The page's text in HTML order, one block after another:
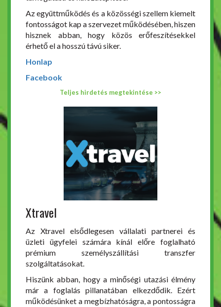
Az együttműködés és a közösségi szellem kiemelt
fontosságot kap a szervezet működésében, hiszen
hisznek abban, hogy közös erőfeszítésekkel
érhető el a hosszú távú siker.
Honlap
Facebook
Teljes hirdetés megtekintése >>
Xtravel
Az Xtravel elsődlegesen vállalati partnerei és
üzleti ügyfelei számára kínál előre foglalható
prémium személyszállítási transzfer
szolgáltatásokat.
Hiszünk abban, hogy a minőségi utazási élmény
már a foglalás pillanatában elkezdődik. Ezért
működésünket a megbízhatóságra, a pontosságra